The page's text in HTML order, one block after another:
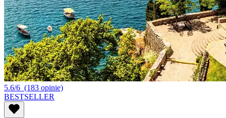
5.6/6 (183 opinie)
BESTSELLER